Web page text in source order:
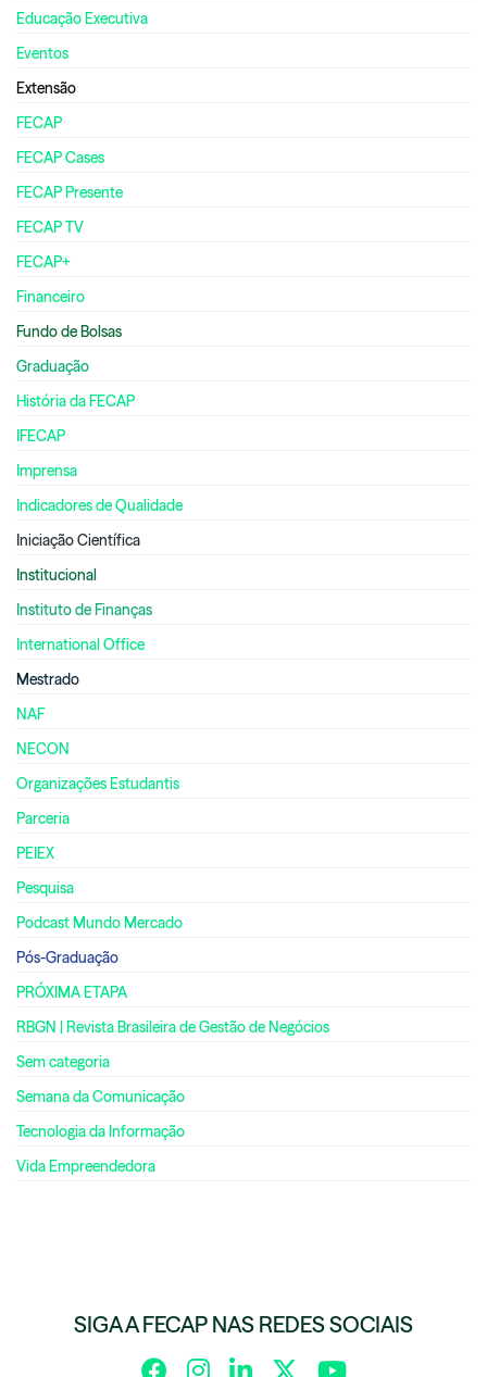
Educação Executiva
Eventos
Extensão
FECAP
FECAP Cases
FECAP Presente
FECAP TV
FECAP+
Financeiro
Fundo de Bolsas
Graduação
História da FECAP
IFECAP
Imprensa
Indicadores de Qualidade
Iniciação Científica
Institucional
Instituto de Finanças
International Office
Mestrado
NAF
NECON
Organizações Estudantis
Parceria
PEIEX
Pesquisa
Podcast Mundo Mercado
Pós-Graduação
PRÓXIMA ETAPA
RBGN | Revista Brasileira de Gestão de Negócios
Sem categoria
Semana da Comunicação
Tecnologia da Informação
Vida Empreendedora
SIGA A FECAP NAS REDES SOCIAIS